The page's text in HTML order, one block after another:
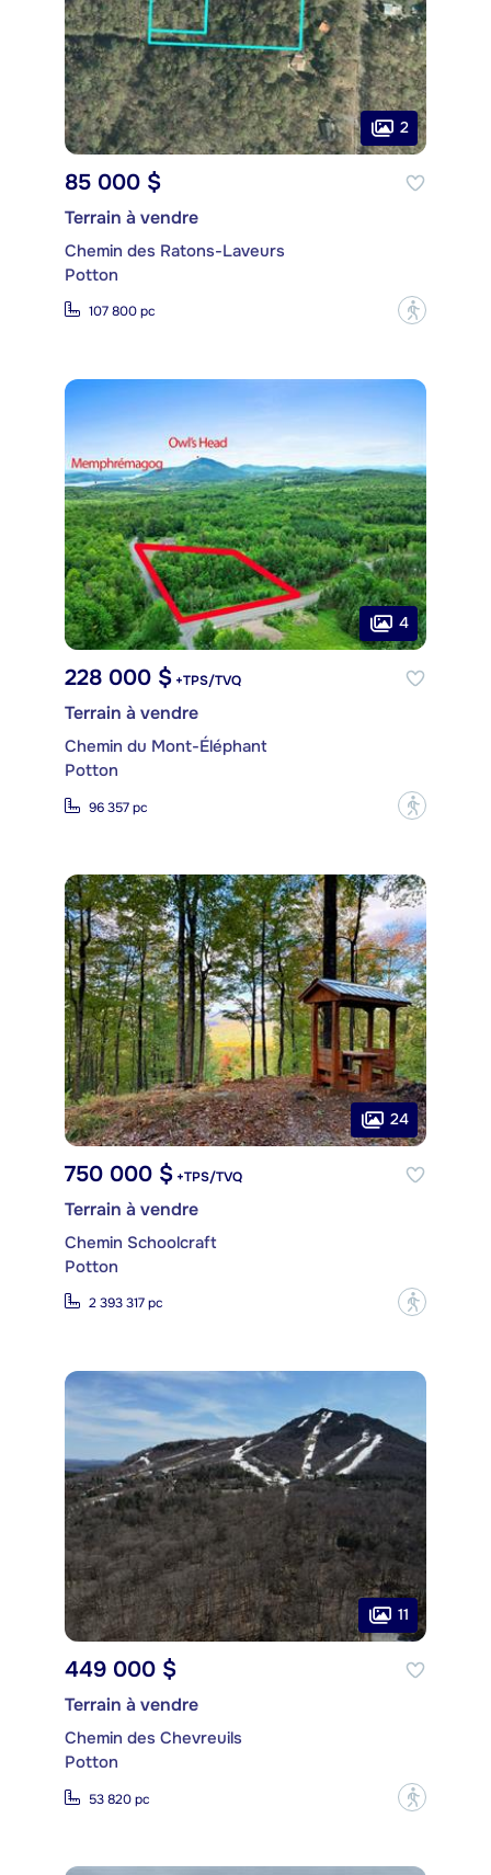
2
85 000 $
Terrain à vendre
Chemin des Ratons-Laveurs
Potton
107 800 pc ?
4
228 000 $ +TPS/TVQ
Terrain à vendre
Chemin du Mont-Éléphant
Potton
96 357 pc ?
24
750 000 $ +TPS/TVQ
Terrain à vendre
Chemin Schoolcraft
Potton
2 393 317 pc ?
11
449 000 $
Terrain à vendre
Chemin des Chevreuils
Potton
53 820 pc ?